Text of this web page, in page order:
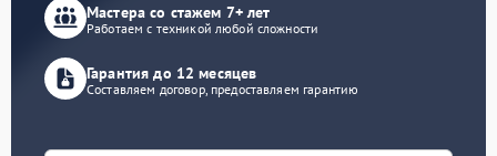
Мастера со стажем 7+ лет
Работаем с техникой любой сложности
Гарантия до 12 месяцев
Составляем договор, предоставляем гарантию